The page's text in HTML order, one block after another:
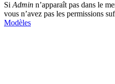
Si Admin n’apparaît pas dans le
vous n’avez pas les permissions
Modèles